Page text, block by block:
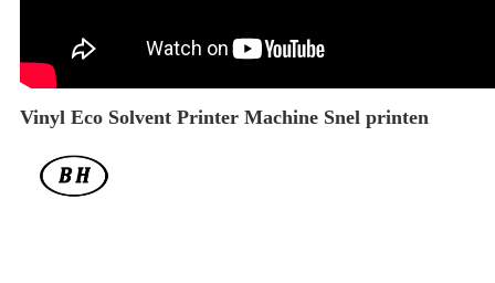
Vinyl Eco Solvent Printer Machine Snel printen